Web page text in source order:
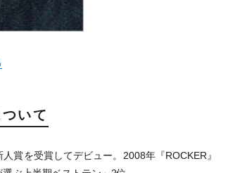
いて
賞を受賞してデビュー。2008年『ROCKER』